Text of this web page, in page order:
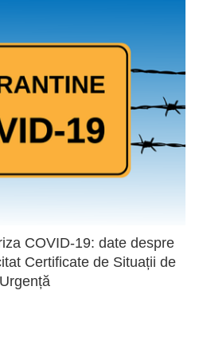
COVID-19: date despre
Certificate de Situații de
Urgență